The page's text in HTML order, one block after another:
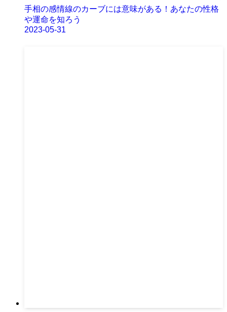
手相の感情線のカーブには意味がある！あなたの性格
や運命を知ろう
2023-05-31